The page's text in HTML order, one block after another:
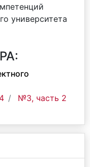
университета
№3, часть 2